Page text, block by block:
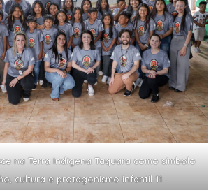
na Terra Indígena Taquara como símbolo
cultura e protagonismo infantil 11